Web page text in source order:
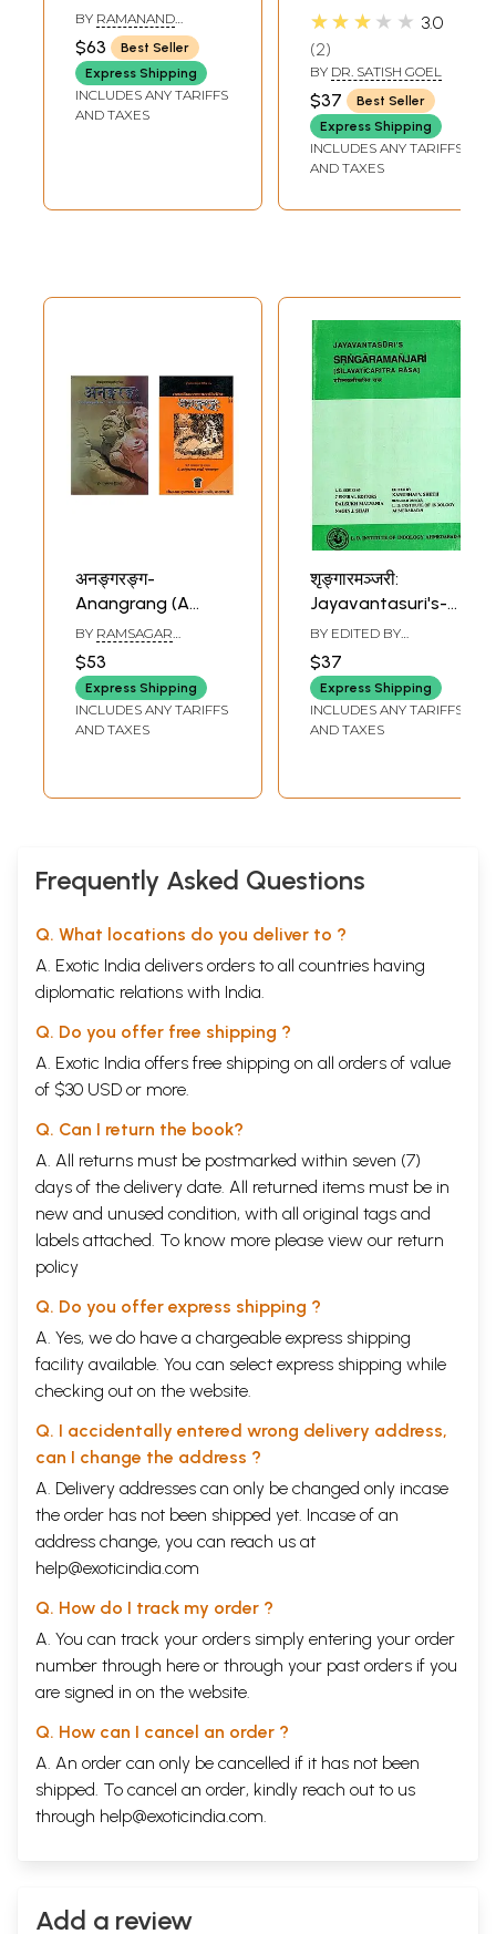
Translation of the
Jayamangala
Commentary -
The Best Ever
Edition of the Text
BY RAMANAND
SHARMA
$63
Best Seller
Express Shipping
INCLUDES ANY TARIFFS
AND TAXES
★★★★★ 3.0
2
BY DR. SATISH GOEL
$37
Best Seller
Express Shipping
INCLUDES ANY TARIFFS
AND TAXES
अनङ्गरङ्ग-
Anangrang (A
Kama Shastras
Grantha, Set of 2
Books in Hindi)
BY RAMSAGAR
PRASAD SHASTRI
$53
Express Shipping
INCLUDES ANY TARIFFS
AND TAXES
शृङ्गारमञ्जरी:
Jayavantasuri's-
Srngaramanjari
(Silavaticaritra
Rasa)
BY EDITED BY
$37
Express Shipping
INCLUDES ANY TARIFFS
AND TAXES
Frequently Asked Questions
Q. What locations do you deliver to ?
A. Exotic India delivers orders to all countries having
diplomatic relations with India.
Q. Do you offer free shipping ?
A. Exotic India offers free shipping on all orders of value
of $30 USD or more.
Q. Can I return the book?
A. All returns must be postmarked within seven (7)
days of the delivery date. All returned items must be in
new and unused condition, with all original tags and
labels attached. To know more please view our return
policy
Q. Do you offer express shipping ?
A. Yes, we do have a chargeable express shipping
facility available. You can select express shipping while
checking out on the website.
Q. I accidentally entered wrong delivery address,
can I change the address ?
A. Delivery addresses can only be changed only incase
the order has not been shipped yet. Incase of an
address change, you can reach us at
help@exoticindia.com
Q. How do I track my order ?
A. You can track your orders simply entering your order
number through here or through your past orders if you
are signed in on the website.
Q. How can I cancel an order ?
A. An order can only be cancelled if it has not been
shipped. To cancel an order, kindly reach out to us
through help@exoticindia.com.
Add a review